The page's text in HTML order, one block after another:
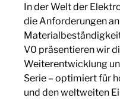
In der Welt der
die Anforderungen
V0 präsentieren wir
Weiterentwicklung
Serie – optimiert für
und den weltweiten